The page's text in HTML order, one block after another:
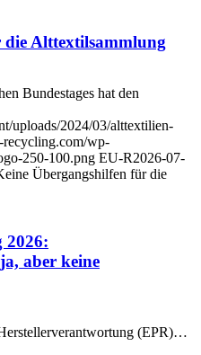
Alttextilsammlung
Bundestages hat den
uploads/2024/03/alttextilien-
recycling.com/wp-
250-100.png EU-R2026-07-
Übergangshilfen für die
2026:
aber keine
(EPR)…